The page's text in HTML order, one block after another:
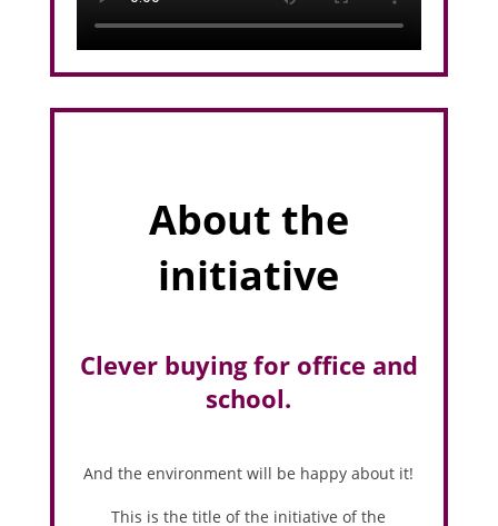
About the
initiative
Clever buying for office and
school.
And the environment will be happy about it!
This is the title of the initiative of the